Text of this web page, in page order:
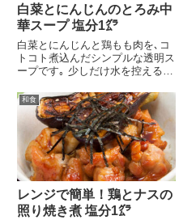
白菜とにんじんのとろみ中
華スープ 塩分1㌘
白菜とにんじんと鶏もも肉を､コ
トコト煮込んだシンプルな透明ス
ープです｡ 少しだけ水を控えるこ
和食
レンジで簡単！鶏とナスの
照り焼き煮 塩分1㌘